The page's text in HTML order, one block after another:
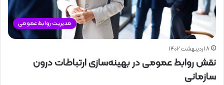
مدیریت روابط عمومی
8 اردیبهشت 1402
نقش روابط عمومی در بهینه‌سازی ارتباطات درون
سازمانی